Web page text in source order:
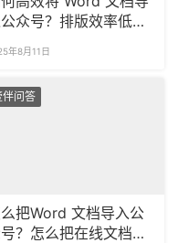
众号？排版效率低怎
年8月11日
伴问答
把Word 文档导入公
？怎么把在线文档导